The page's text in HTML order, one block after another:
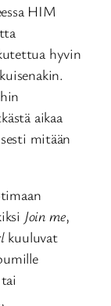
HIM
hyvin
aikaa
mitään
Join me,
kuuluvat
,